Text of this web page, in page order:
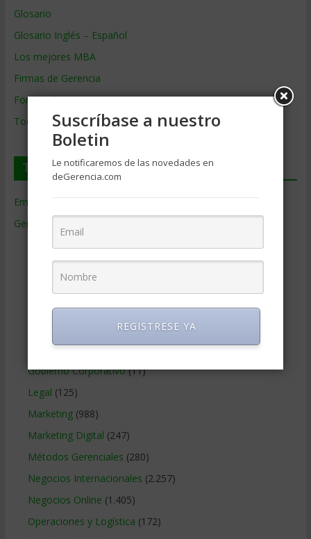
Glosario
Glosario Inglés – Español
Los mejores MBA
Firmas de Gerencia
Formación de Gerencia
Todos los Temas
Temas de Gerencia
Empresas de Gerencia
Gerencia
Contabilidad(466)
Educacion Gerencial
Estrategia Empresarial(304)
Finanzas Corporativas(748)
Gerencia social y ambiental(223)
Gobierno Corporativo(11)
Legal (125)
Marketing(988)
Marketing Digital (247)
Métodos Gerenciales (280)
Negocios Internacionales (2.257)
Negocios Online (1.405)
Operaciones y Logística (172)
Suscríbase a nuestro
Boletin
Le notificaremos de las novedades en
deGerencia.com
REGISTRESE YA